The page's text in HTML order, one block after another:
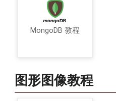
MongoDB 教程
图形图像教程